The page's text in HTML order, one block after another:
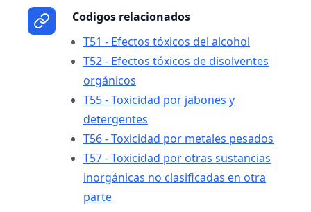
Codigos relacionados
T51 - Efectos tóxicos del alcohol
T52 - Efectos tóxicos de disolventes
orgánicos
T55 - Toxicidad por jabones y
detergentes
T56 - Toxicidad por metales pesados
T57 - Toxicidad por otras sustancias
inorgánicas no clasificadas en otra
parte